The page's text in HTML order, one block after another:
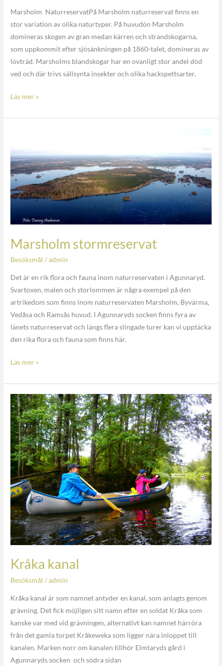
Marsholm NaturreservatPå Marsholm naturreservat finns en
stor variation av olika naturtyper. På huvudön Marsholm
domineras skogen av gran medan kärren och strandskogarna,
som uppkommit efter sjösänkningen på 1860-talet, domineras av
lövträd. Marsholms blandskogar har en ovanligt stor andel död
ved och där trivs sällsynta insekter och olika hackspettsarter.
Läs mer »
Marsholm stormreservat
Besöksmål /admin
Det är en rik flora och fauna inom naturreservaten i Agunnaryd.
Svartoxen, malen och storlommen är några exempel på den
artrikedom som finns inom naturreservaten Marsholm, Byvärma,
Vedåsa och Ramsås huvud. I Agunnaryds socken finns fyra av
länets naturreservat och längs flera slingade turer kan vi upptäcka
den rika flora och fauna som finns här.
Läs mer »
Kråka kanal
Besöksmål /admin
Kråka kanal är som namnet antyder en kanal, som anlagts genom
grävning. Det fick möjligen sitt namn efter en soldat Kråka som
kanske var med vid grävningen, alternativt kan namnet härröra
från det gamla torpet Kråkeweka som ligger nära inloppet till
kanalen. Marken norr om kanalen tillhör Elmtaryds gård i
Agunnaryds socken och södra sidan
Kråka
kanal